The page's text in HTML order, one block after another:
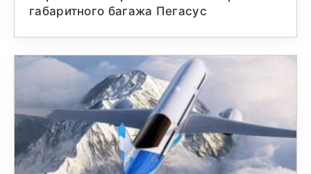
габаритного багажа Пегасус